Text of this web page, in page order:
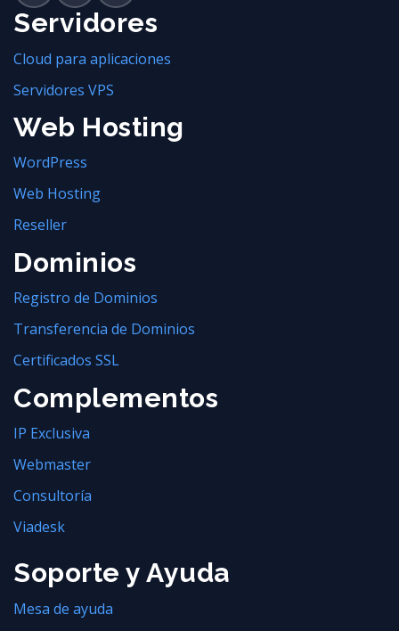
Servidores
Cloud para aplicaciones
Servidores VPS
Web Hosting
WordPress
Web Hosting
Reseller
Dominios
Registro de Dominios
Transferencia de Dominios
Certificados SSL
Complementos
IP Exclusiva
Webmaster
Consultoría
Viadesk
Soporte y Ayuda
Mesa de ayuda